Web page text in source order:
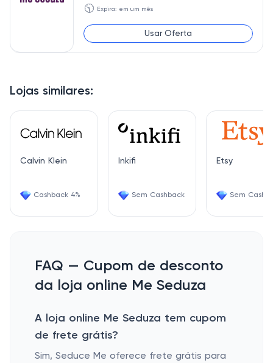
Lojas similares:
Calvin Klein
Cashback 4%
Inkifi
Sem Cashback
Etsy
Sem
🕥 Expira: em um mês
Usar Oferta
FAQ — Cupom de desconto
da loja online Me Seduza
A loja online Me Seduza tem cupom
de frete grátis?
Sim, Seduce Me oferece frete grátis para